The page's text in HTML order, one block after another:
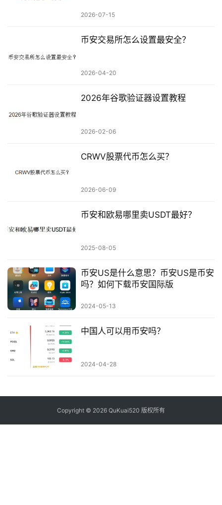
2026-07-15
币安交易所怎么设置最安全？
2026-04-20
2026年谷歌验证器设置教程
2026-02-06
CRWV股票代币怎么买？
2026-06-09
币安和欧易哪里卖USDT最好？
2025-08-05
币安US是什么意思？币安US是币安
吗？如何下载币安国际版
2024-05-13
中国人可以用币安吗？
2024-04-28
Copyright © 2026 QuKuai520 版权所有